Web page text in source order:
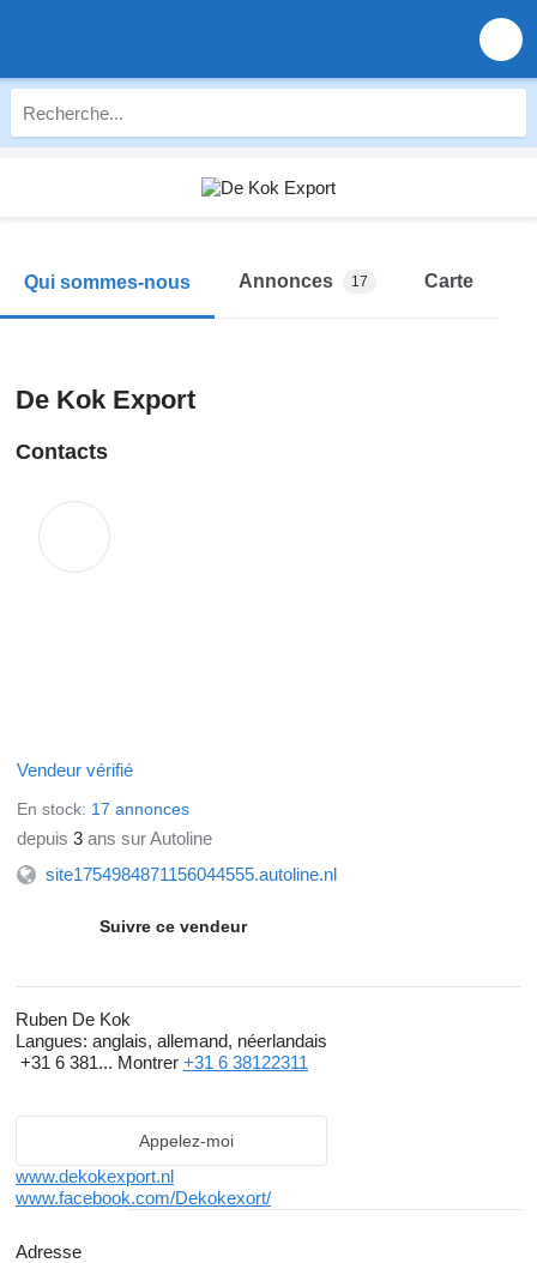
Qui sommes-nous Annonces 17 Carte
De Kok Export
Contacts
Vendeur vérifié
En stock: 17 annonces
depuis 3 ans sur Autoline
site1754984871156044555.autoline.nl
Suivre ce vendeur
Ruben De Kok
Langues: anglais, allemand, néerlandais
+31 6 381... Montrer +31 6 38122311
Appelez-moi
www.dekokexport.nl
www.facebook.com/Dekokexort/
Adresse